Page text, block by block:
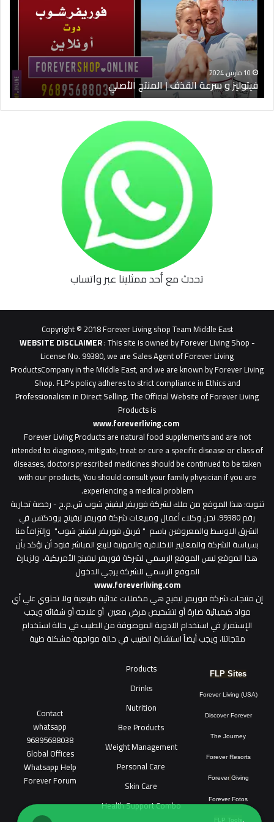
القذف
المنتج
الأصلي
10 مارس، 2024
فيتوليز و سرعة القذف | المنتج الأصلي
تحدث مع أحد ممثلينا عبر واتساب
Copyright © 2018 Forever Living shop Team Middle East
WEBSITE DISCLAIMER: This site is owned by Forever Living Shop -
License No. 99380, we are Sales Agent of Forever Living
ProductsCompany in the Middle East, and we are known by Forever Living
Shop. FLP's policy adheres to strict compliance in Ethics and
Professionalism in Direct Selling. The Official Website of Forever Living
Products is
www.foreverliving.com
Forever Living Products are natural food supplements and are not
intended to diagnose, mitigate, treat or cure a specific disease or class of
diseases, doctors prescribed medicines should be continued to be taken
with our products, You should consult your family physician if you are
experiencing a medical problem.
تنـويه: هذا الموقع من ملك لشركة فوريفر ليفينج شوب ش.م.ح - رخصة تجارية
رقم 99380، نحن وكلاء أعمال ومبيعات شركة فوريفر لبفينج برودكتس في
الشرق الاوسط والمعروفين باسم " فريق فوريفر ليفينج شوب" وإلتزاماً منا
بسياسة الشركة والمعايير الاخلاقية والمهنية للبيع المباشر فنود أن نؤكد بأن
هذا الموقع ليس الموقع الرسمي لشركة فوريفر ليفينج الأمريكية، ولزيارة
الموقع الرسمي للشركة يرجي الدخول
www.foreverliving.com
​إن منتجات شركة فوريفر ليفيج هي مكملات غذائية طبيعية ولا تحتوي علي أي
مواد كيميائية ضارة أو لتشخيص مرض معين أو علاجه أو شفائه ويجب
الإستمرار في استخدام الادوية الموصوفة من الطبيب في حالة استخدام
منتجاتنا، ويجب أيضاً استشارة الطبيب في حالة مواجهة مشكلة طبية
FLP Sites
Forever Living (USA)
Discover Forever
The Journey
Forever Resorts
Forever Giving
Forever Fotos
FLP Tools
Products
Drinks
Nutrition
Bee Products
Weight Management
Personal Care
Skin Care
Health Support Combo
Contact
whatsapp
96895688038
Global Offices
Whatsapp Help
Forever Forum